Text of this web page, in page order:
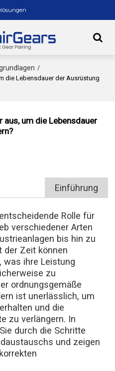
/
die Lebensdauer der Ausrüstung
um die Lebensdauer
Einführung
Rolle für
verschiedener Arten
bis hin zu
der Zeit können
was ihre Leistung
zu
ordnungsgemäße
ist unerlässlich, um
und die
zu verlängern. In
durch die Schritte
und zeigen